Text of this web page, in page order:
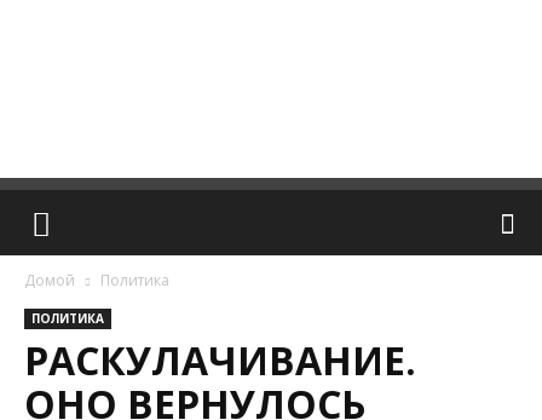
Домой Политика
ПОЛИТИКА
РАСКУЛАЧИВАНИЕ.
ОНО ВЕРНУЛОСЬ